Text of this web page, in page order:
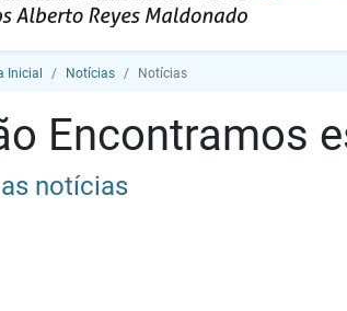
Inicial Notícias Notícias
Encontramos
notícias